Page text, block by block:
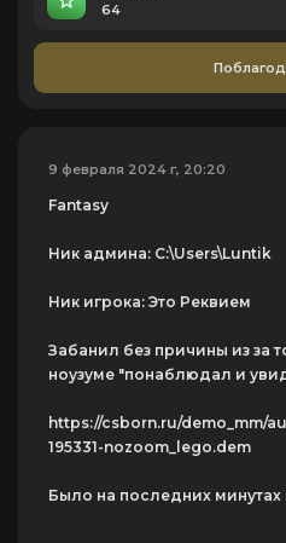
64
9 февраля 2024 г, 20:20
Fantasy
Ник админа: C:\Users\Luntik
Ник игрока: Это Реквием
Забанил без причины из за
ноузуме "понаблюдал и
https://csborn.ru/demo_mm/
195331-nozoom_lego.dem
Было на последних